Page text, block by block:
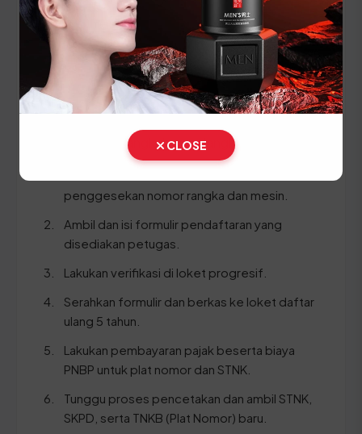
STNK asli
KTP asli
SKPD asli
BPKB asli & copy
Ikuti panduan langkah demi langkah berikut:
penggesekan nomor rangka dan mesin.
Ambil dan isi formulir pendaftaran yang
disediakan petugas.
Lakukan verifikasi di loket progresif.
Serahkan formulir dan berkas ke loket daftar
ulang 5 tahun.
Lakukan pembayaran pajak beserta biaya
PNBP untuk plat nomor dan STNK.
Tunggu proses pencetakan dan ambil STNK,
SKPD, serta TNKB (Plat Nomor) baru.
CLOSE